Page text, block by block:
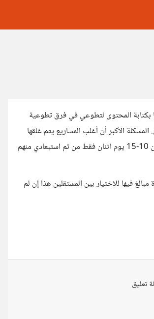
المحتوى لتطوعي في فرق تطوعية
الأكبر أن أغلب المشاريع يتم غلقها
وبعد مرور مدة كبيرة جدا فمثلا أنا قدمت على 19 مشروع 9 منهم تم غلقهم بعد مرور أكثر من 10-15 يوم اثنان فقط من تم استبعادي منهم
فيها للاختيار بين المستقلين هذا إن لم
تعليق